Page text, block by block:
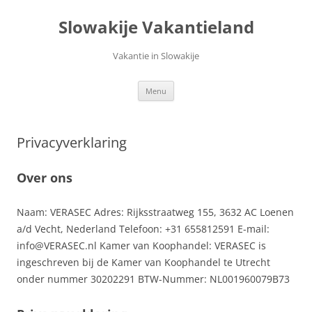
Slowakije Vakantieland
Vakantie in Slowakije
Menu
Privacyverklaring
Over ons
Naam: VERASEC Adres: Rijksstraatweg 155, 3632 AC Loenen
a/d Vecht, Nederland Telefoon: +31 655812591 E-mail:
info@VERASEC.nl Kamer van Koophandel: VERASEC is
ingeschreven bij de Kamer van Koophandel te Utrecht
onder nummer 30202291 BTW-Nummer: NL001960079B73